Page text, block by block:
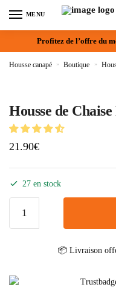
MENU
Profitez de l’offre du
Housse canapé » Boutique »
Housse de
21.90€
27 en stock
📦 Livraison